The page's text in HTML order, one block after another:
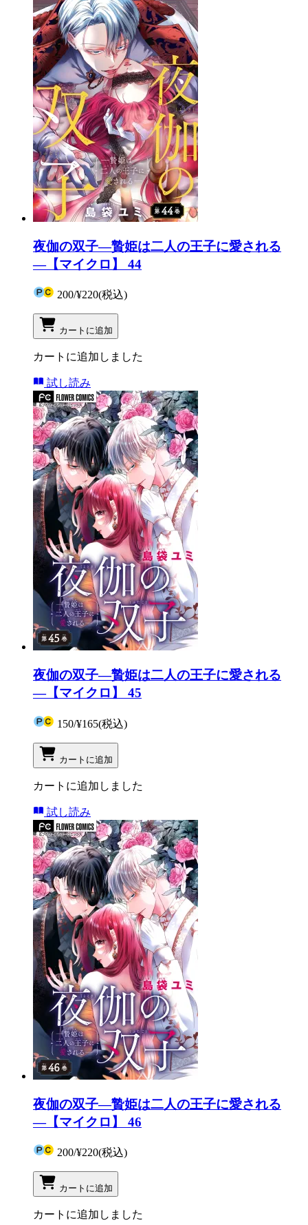
夜伽の双子―贄姫は二人の王子に愛される
―【マイクロ】 44
200/¥220(税込)
カートに追加
カートに追加しました
試し読み
夜伽の双子―贄姫は二人の王子に愛される
―【マイクロ】 45
150/¥165(税込)
カートに追加
カートに追加しました
試し読み
夜伽の双子―贄姫は二人の王子に愛される
―【マイクロ】 46
200/¥220(税込)
カートに追加
カートに追加しました